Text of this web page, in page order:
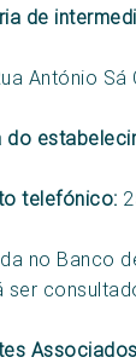
de
António Sá
do
telefónico:
no Banco
ser